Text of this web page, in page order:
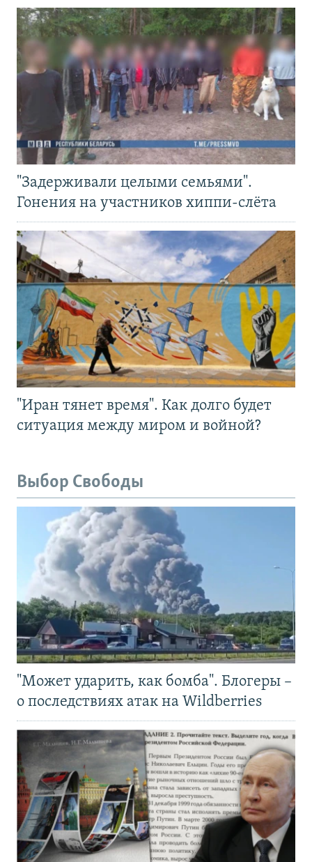
"Задерживали целыми семьями".
Гонения на участников хиппи-слёта
"Иран тянет время". Как долго будет
ситуация между миром и войной?
Выбор Свободы
"Может ударить, как бомба". Блогеры –
о последствиях атак на Wildberries